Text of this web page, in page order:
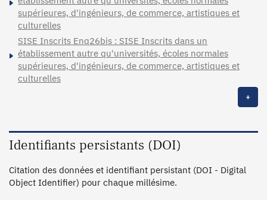
supérieures, d'ingénieurs, de commerce, artistiques et
culturelles
SISE Inscrits Enq26bis : SISE Inscrits dans un
établissement autre qu'universités, écoles normales
supérieures, d'ingénieurs, de commerce, artistiques et
culturelles
+
Identifiants persistants (DOI)
Citation des données et identifiant persistant (DOI - Digital
Object Identifier) pour chaque millésime.